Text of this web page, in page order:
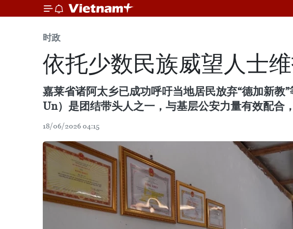
时政
依托少数民族威望人士
嘉莱省诸阿太乡已成功呼吁当地居民放弃“德加新
Un）是团结带头人之一，与基层公安力量有效配合
18/06/2026 04:15